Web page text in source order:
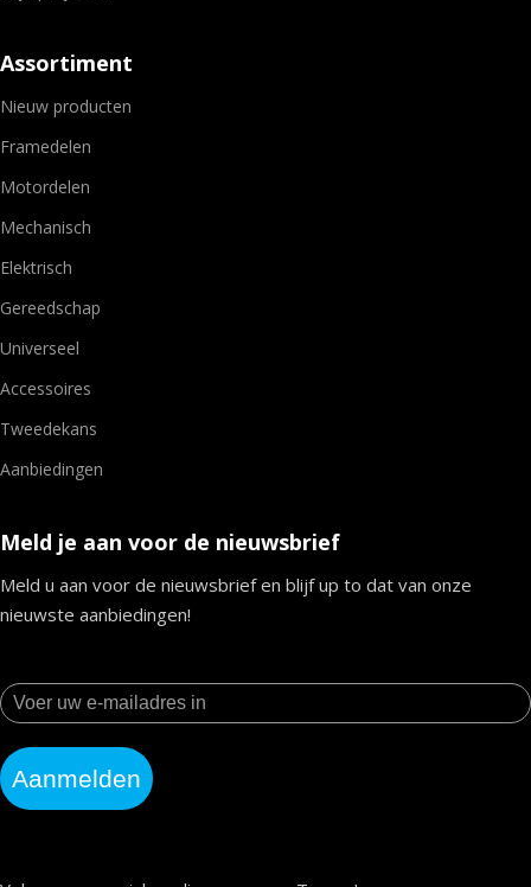
Assortiment
Nieuw producten
Framedelen
Motordelen
Mechanisch
Elektrisch
Gereedschap
Universeel
Accessoires
Tweedekans
Aanbiedingen
Meld je aan voor de nieuwsbrief
Meld u aan voor de nieuwsbrief en blijf up to dat van onze
nieuwste aanbiedingen!
Aanmelden